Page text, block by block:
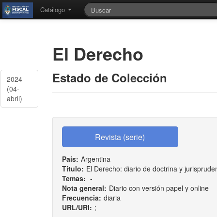
Catálogo
2024
(04-
abril)
El Derecho
Estado de Colección
País: Argentina
Título: El Derecho: diario de doctrina y
Temas: -
Nota general: Diario con versión papel y online
Frecuencia: diaria
URL/URI: ;